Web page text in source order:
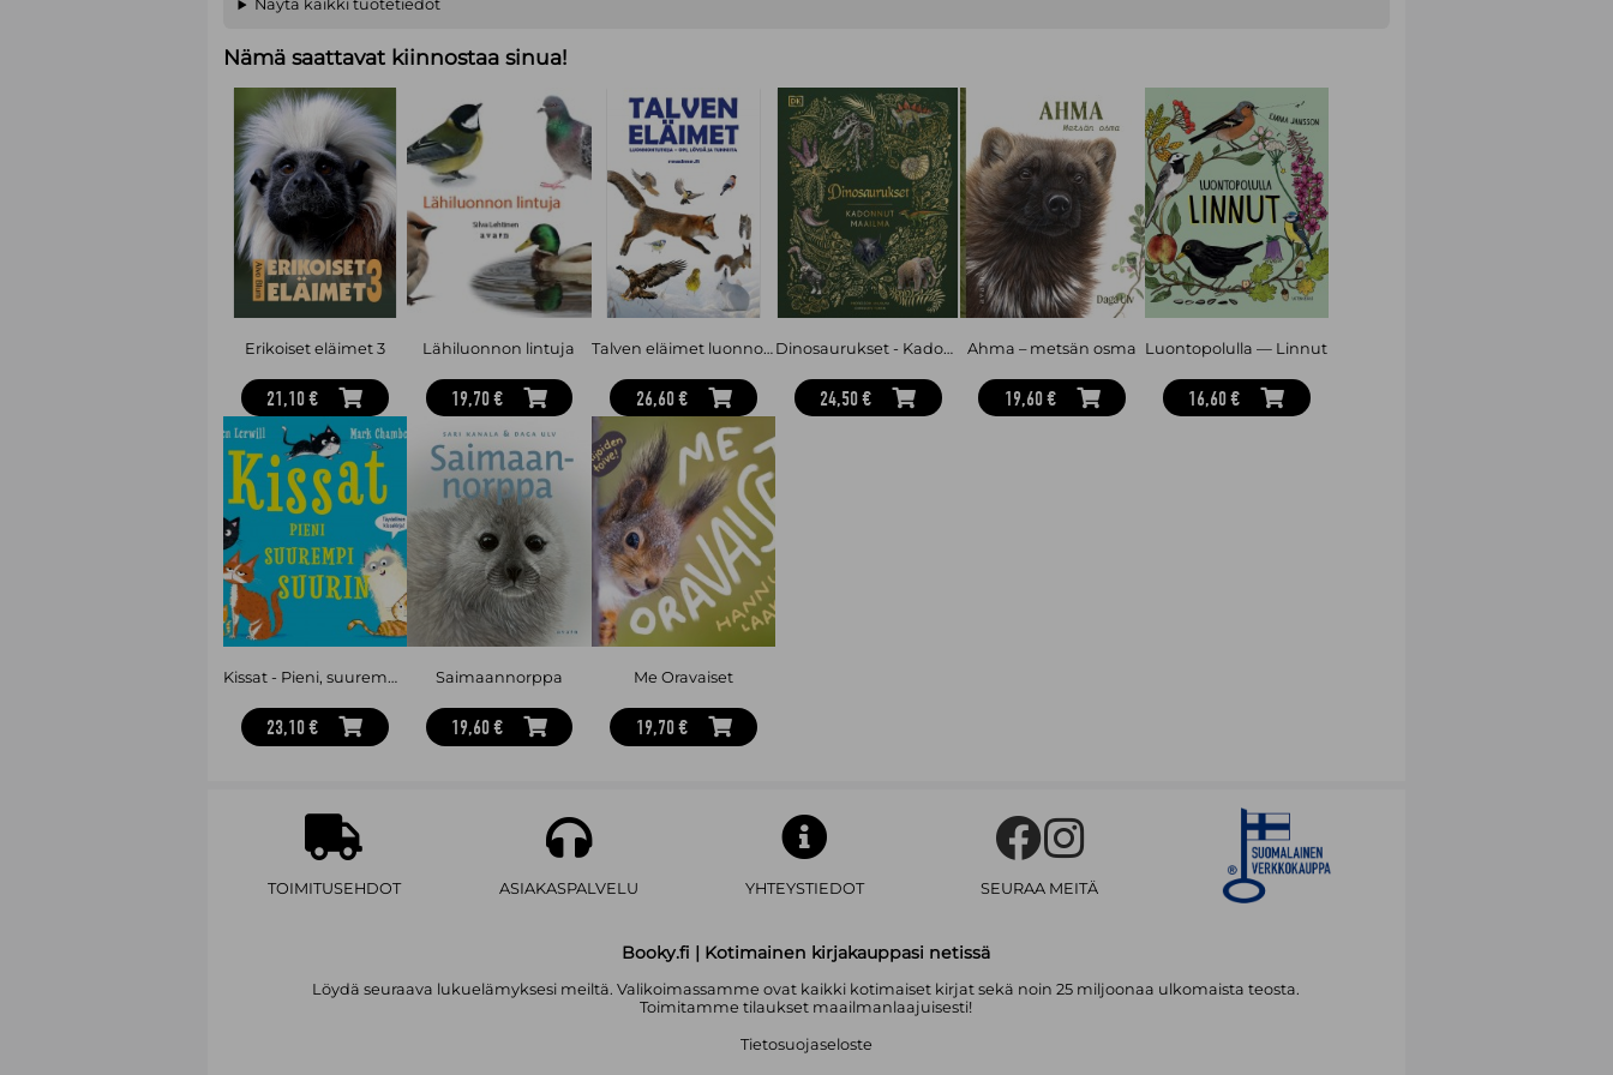
Näytä kaikki tuotetiedot
Nämä saattavat kiinnostaa sinua!
Erikoiset eläimet 3
21,10 €
Lähiluonnon lintuja
19,70 €
Talven eläimet luonnontutkija - Opi, löydä ja tunnista
26,60 €
Dinosaurukset - Kadonnut maailma
24,50 €
Ahma – metsän osma
19,60 €
Luontopolulla — Linnut
16,60 €
Kissat - Pieni, suurempi, suurin
23,10 €
Saimaannorppa
19,60 €
Me Oravaiset
19,70 €
TOIMITUSEHDOT ASIAKASPALVELU YHTEYSTIEDOT SEURAA MEITÄ
Booky.fi | Kotimainen kirjakauppasi netissä
Löydä seuraava lukuelämyksesi meiltä. Valikoimassamme ovat kaikki kotimaiset kirjat sekä noin 25 miljoonaa ulkomaista teosta.
Toimitamme tilaukset maailmanlaajuisesti!
Tietosuojaseloste